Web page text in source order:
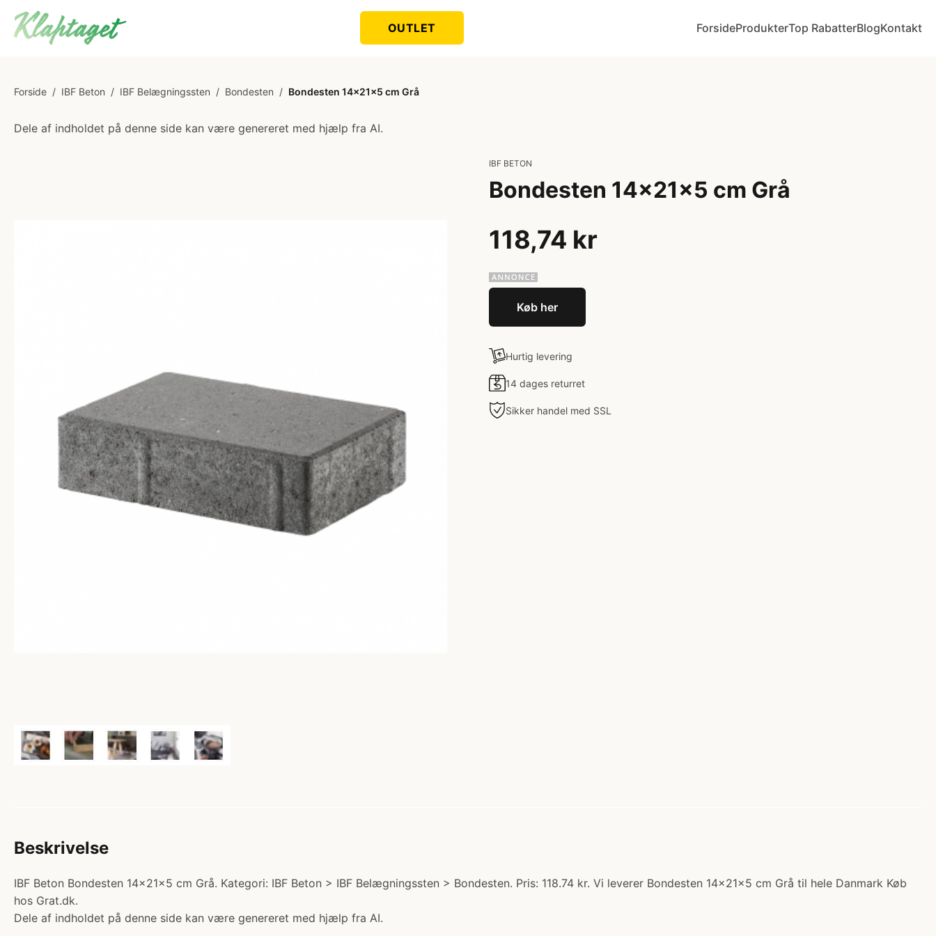
OUTLET ForsideProdukterTop RabatterBlogKontakt
Forside / IBF Beton / IBF Belægningssten / Bondesten / Bondesten 14x21x5 cm Grå
Dele af indholdet på denne side kan være genereret med hjælp fra AI.
IBF BETON
Bondesten 14x21x5 cm Grå
118,74 kr
Køb her
Hurtig levering
14 dages returret
Sikker handel med SSL
Beskrivelse
IBF Beton Bondesten 14x21x5 cm Grå. Kategori: IBF Beton > IBF Belægningssten > Bondesten. Pris: 118.74 kr. Vi leverer Bondesten 14x21x5 cm Grå til hele Danmark Køb
hos Grat.dk.
Dele af indholdet på denne side kan være genereret med hjælp fra AI.